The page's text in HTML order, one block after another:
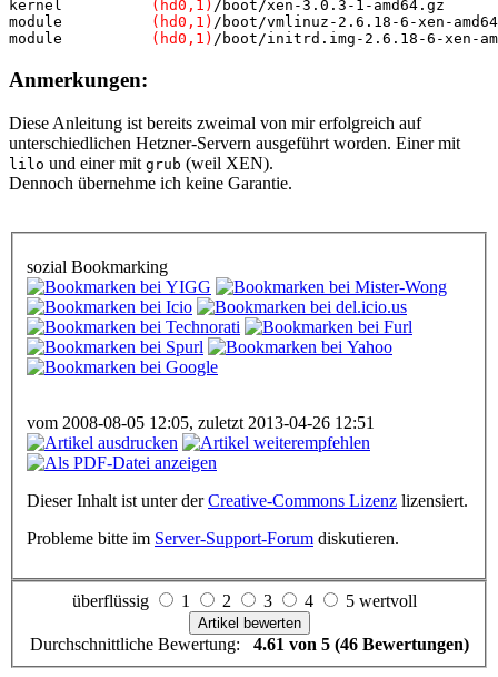
kernel
(hd0,1) /boot/xen-3.0.3-1-amd64.gz
module
(hd0,1) /boot/vmlinuz-2.6.18-6-xen-
module
(hd0,1) /boot/initrd.img-2.6.18-6-xen-
Anmerkungen:
Diese Anleitung ist bereits zweimal von mir erfolgreich auf
unterschiedlichen Hetzner-Servern ausgeführt worden. Einer mit
lilo und einer mit grub (weil XEN).
Dennoch übernehme ich keine Garantie.
sozial Bookmarking
vom 2008-08-05 12:05, zuletzt 2013-04-26 12:51
Dieser Inhalt ist unter derCreative-Commons Lizenz lizensiert.
Probleme bitte im Server-Support-Forum diskutieren.
überflüssig 1 2 3 4 5 wertvoll
Durchschnittliche Bewertung: 4.61 von 5 (46 Bewertungen)